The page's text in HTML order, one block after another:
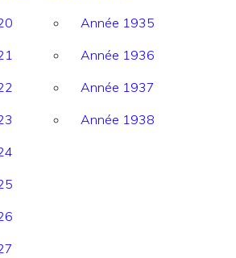
Année 1935
Année 1936
Année 1937
Année 1938